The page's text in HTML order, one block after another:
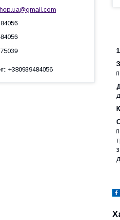
+380939484056